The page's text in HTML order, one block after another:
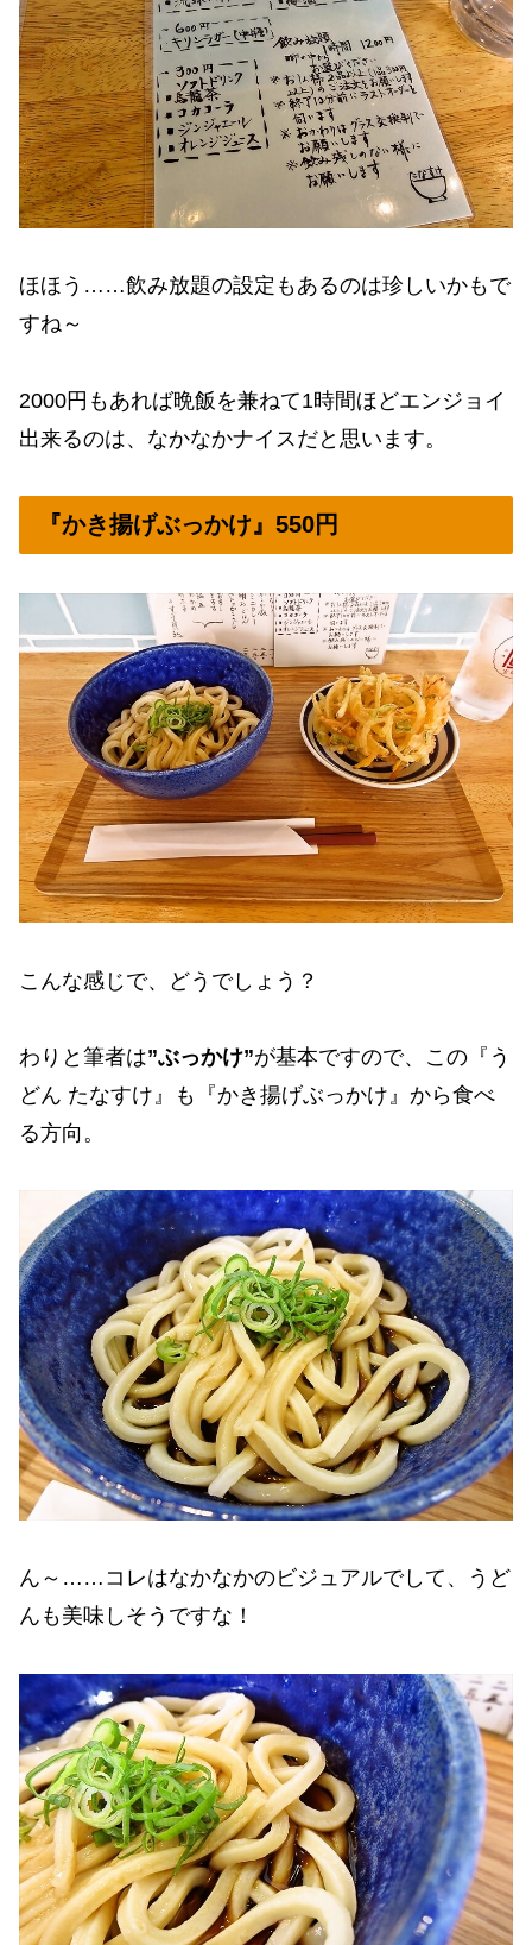
ほほう……飲み放題の設定もあるのは珍しいかもで
すね～
2000円もあれば晩飯を兼ねて1時間ほどエンジョイ
出来るのは、なかなかナイスだと思います。
『かき揚げぶっかけ』550円
こんな感じで、どうでしょう？
わりと筆者は”ぶっかけ”が基本ですので、この『う
どん たなすけ』も『かき揚げぶっかけ』から食べ
る方向。
ん～……コレはなかなかのビジュアルでして、うど
んも美味しそうですな！